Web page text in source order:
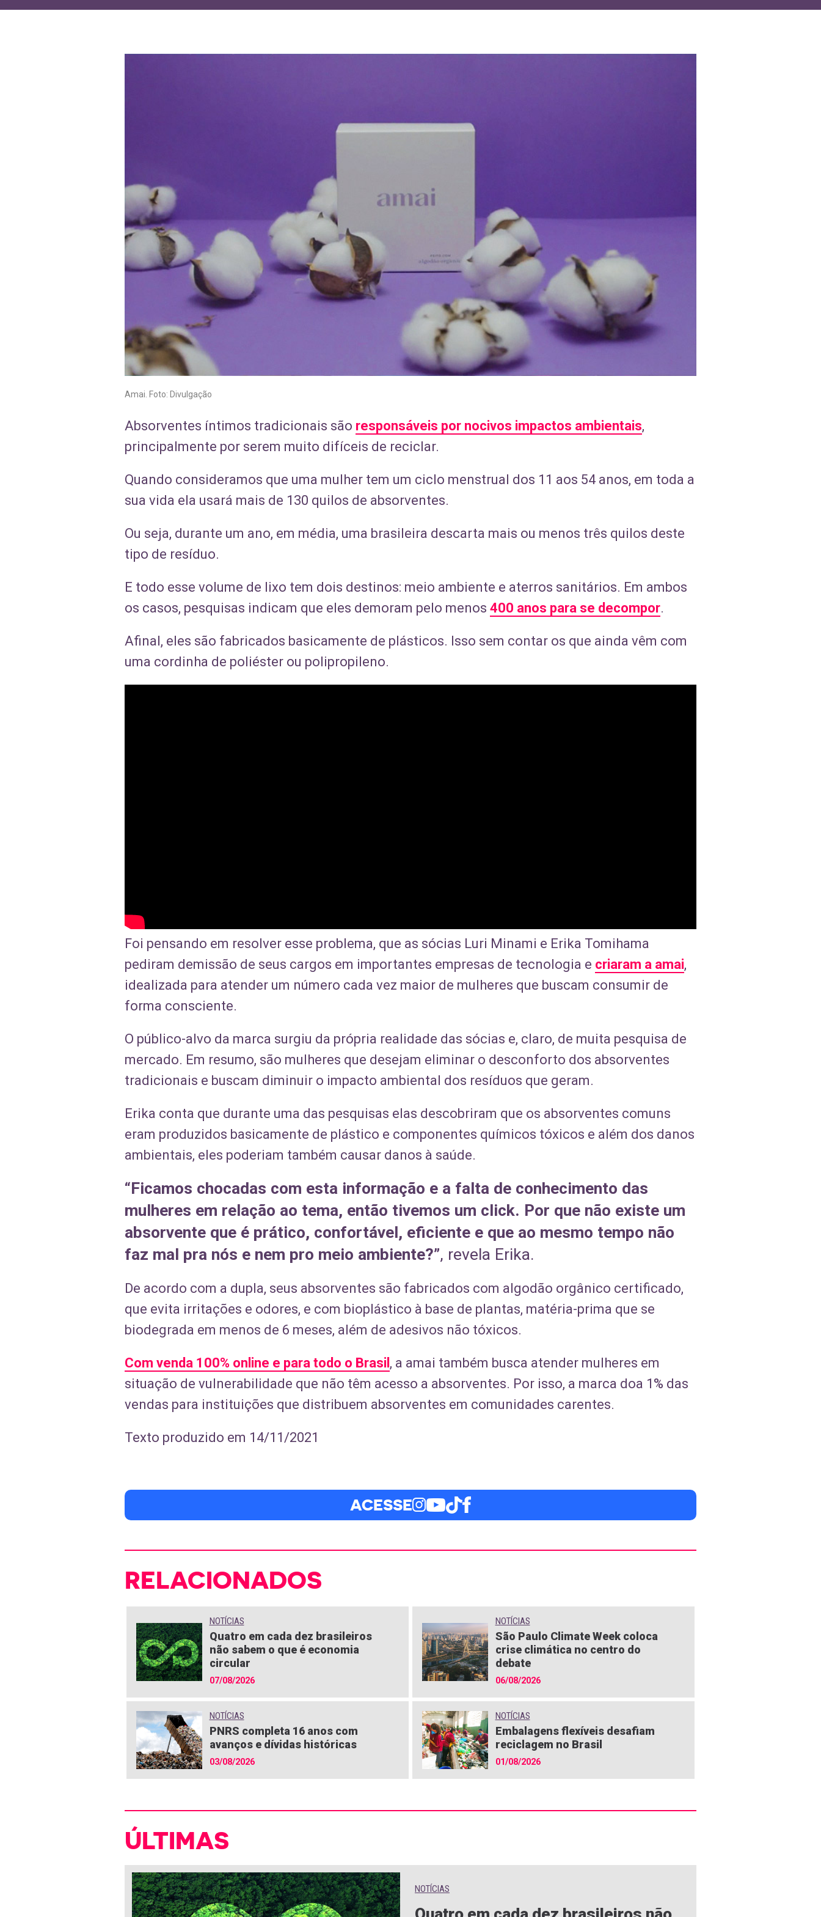
Amai. Foto: Divulgação
Absorventes íntimos tradicionais são responsáveis por nocivos impactos ambientais,
principalmente por serem muito difíceis de reciclar.
Quando consideramos que uma mulher tem um ciclo menstrual dos 11 aos 54 anos, em toda a
sua vida ela usará mais de 130 quilos de absorventes.
Ou seja, durante um ano, em média, uma brasileira descarta mais ou menos três quilos deste
tipo de resíduo.
E todo esse volume de lixo tem dois destinos: meio ambiente e aterros sanitários. Em ambos
os casos, pesquisas indicam que eles demoram pelo menos 400 anos para se decompor.
Afinal, eles são fabricados basicamente de plásticos. Isso sem contar os que ainda vêm com
uma cordinha de poliéster ou polipropileno.
Foi pensando em resolver esse problema, que as sócias Luri Minami e Erika Tomihama
pediram demissão de seus cargos em importantes empresas de tecnologia e criaram a amai,
idealizada para atender um número cada vez maior de mulheres que buscam consumir de
forma consciente.
O público-alvo da marca surgiu da própria realidade das sócias e, claro, de muita pesquisa de
mercado. Em resumo, são mulheres que desejam eliminar o desconforto dos absorventes
tradicionais e buscam diminuir o impacto ambiental dos resíduos que geram.
Erika conta que durante uma das pesquisas elas descobriram que os absorventes comuns
eram produzidos basicamente de plástico e componentes químicos tóxicos e além dos danos
ambientais, eles poderiam também causar danos à saúde.
“Ficamos chocadas com esta informação e a falta de conhecimento das
mulheres em relação ao tema, então tivemos um click. Por que não existe um
absorvente que é prático, confortável, eficiente e que ao mesmo tempo não
faz mal pra nós e nem pro meio ambiente?”, revela Erika.
De acordo com a dupla, seus absorventes são fabricados com algodão orgânico certificado,
que evita irritações e odores, e com bioplástico à base de plantas, matéria-prima que se
biodegrada em menos de 6 meses, além de adesivos não tóxicos.
Com venda 100% online e para todo o Brasil , a amai também busca atender mulheres em
situação de vulnerabilidade que não têm acesso a absorventes. Por isso, a marca doa 1% das
vendas para instituições que distribuem absorventes em comunidades carentes.
Texto produzido em 14/11/2021
ACESSE
RELACIONADOS
NOTÍCIAS
Quatro em cada dez brasileiros
não sabem o que é economia
circular
07/08/2026
NOTÍCIAS
São Paulo Climate Week coloca
crise climática no centro do
debate
06/08/2026
NOTÍCIAS
PNRS completa 16 anos com
avanços e dívidas históricas
03/08/2026
NOTÍCIAS
Embalagens flexíveis desafiam
reciclagem no Brasil
01/08/2026
ÚLTIMAS
NOTÍCIAS